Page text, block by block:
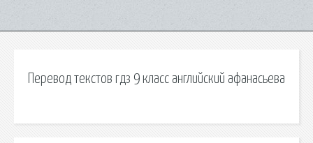
Перевод текстов гдз 9 класс английский афанасьева